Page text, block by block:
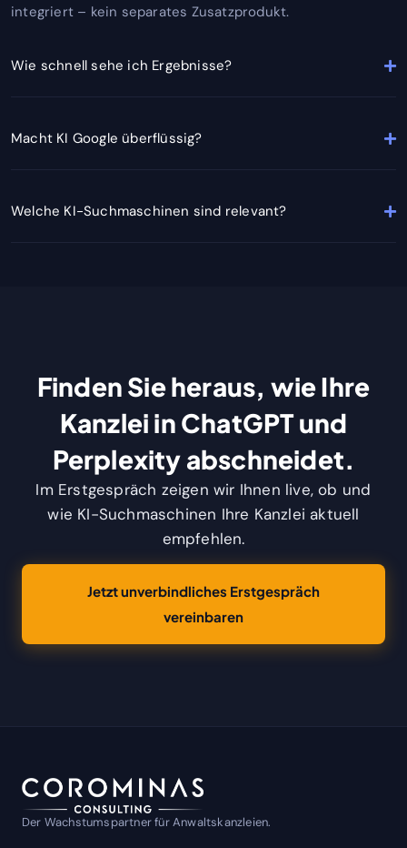
integriert – kein separates Zusatzprodukt.
Wie schnell sehe ich Ergebnisse?
Macht KI Google überflüssig?
Welche KI-Suchmaschinen sind relevant?
Finden Sie heraus, wie Ihre
Kanzlei in ChatGPT und
Perplexity abschneidet.
Im Erstgespräch zeigen wir Ihnen live, ob und
wie KI-Suchmaschinen Ihre Kanzlei aktuell
empfehlen.
Jetzt unverbindliches Erstgespräch
vereinbaren
Der Wachstumspartner für Anwaltskanzleien.